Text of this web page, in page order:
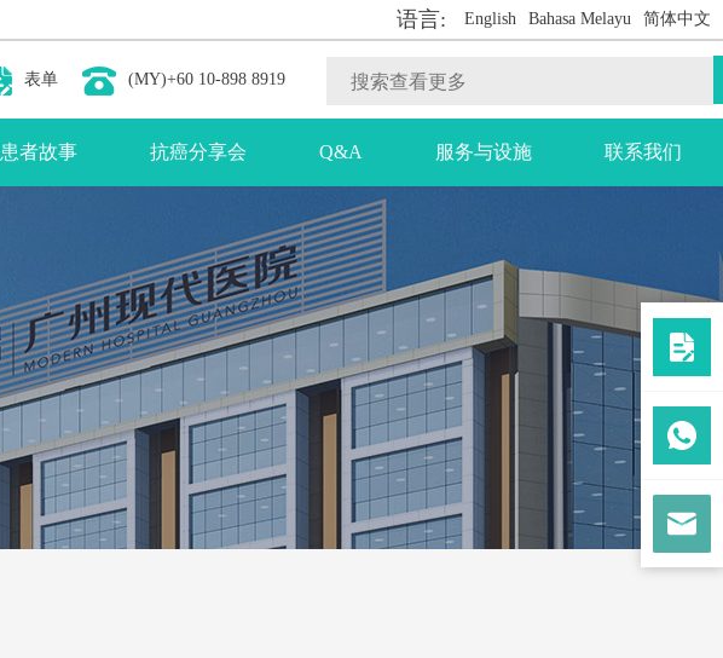
语言: English Bahasa Melayu 简体中文
表单 (MY)+60 10-898 8919
患者故事 抗癌分享会 Q&A 服务与设施 联系我们